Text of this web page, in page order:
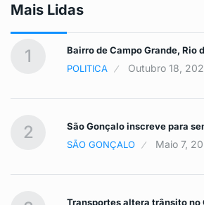
Mais Lidas
1
Bairro de Campo Grande, Rio
POLITICA
Outubro 18,
2
São Gonçalo inscreve para
SÃO GONÇALO
Maio 7,
Transportes altera trânsito